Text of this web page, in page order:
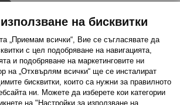
PinterestInstagram
на бисквитки
„Приемам всички“, Вие се съгласявате да
с цел подобряване на навигацията,
и подобряване на маркетинговите ни
на „Отхвърлям всички“ ще се инсталират
бисквитки, които са нужни за правилното
ни. Можете да изберете кои категории
на "Настройки за използване на